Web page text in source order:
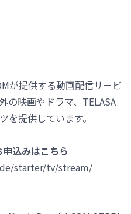
が提供する動画配信サービ
の映画やドラマ、TELASA
を提供しています。
込みはこちら
starter/tv/stream/